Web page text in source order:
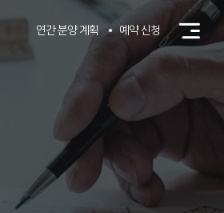
연간 분양 계획 예약 신청